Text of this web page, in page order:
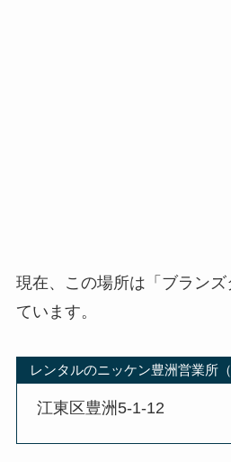
現在、この場所は「ブラン
ています。
レンタルのニッケン豊洲営業所（
江東区豊洲5-1-12